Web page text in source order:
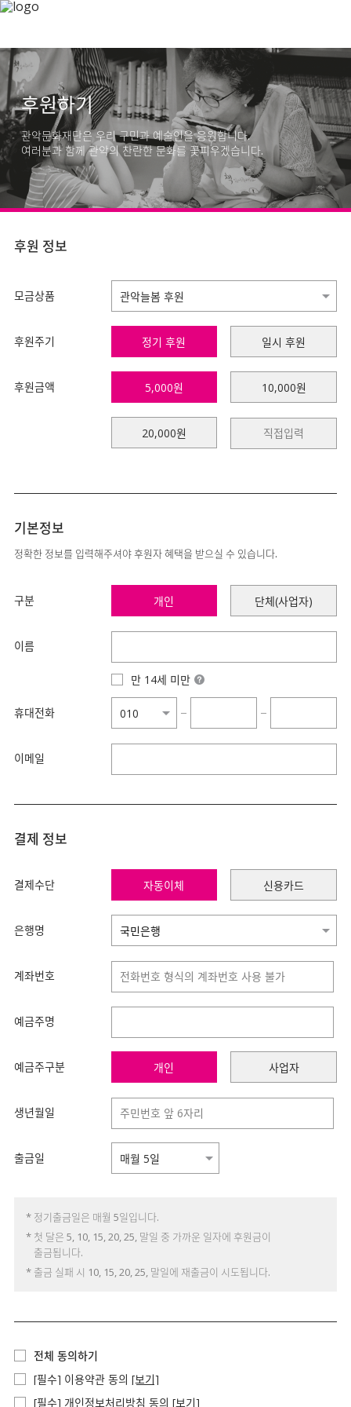
후원하기
관악문화재단은 우리 구민과 예술인을 응원합니다.
여러분과 함께 관악의 찬란한 문화를 꽃피우겠습니다.
후원 정보
모금상품
후원주기 정기 후원 일시 후원
후원금액 5,000원 10,000원
20,000원
기본정보
정확한 정보를 입력해주셔야 후원자 혜택을 받으실 수 있습니다.
구분 개인 단체(사업자)
이름
만 14세 미만
휴대전화 − −
이메일
결제 정보
결제수단 자동이체 신용카드
은행명
계좌번호
예금주명
예금주구분 개인 사업자
생년월일
출금일
* 정기출금일은 매월 5일입니다.
* 첫 달은 5, 10, 15, 20, 25, 말일 중 가까운 일자에 후원금이
출금됩니다.
* 출금 실패 시 10, 15, 20, 25, 말일에 재출금이 시도됩니다.
전체 동의하기
[필수] 이용약관 동의 [보기]
[필수] 개인정보처리방침 동의 [보기]